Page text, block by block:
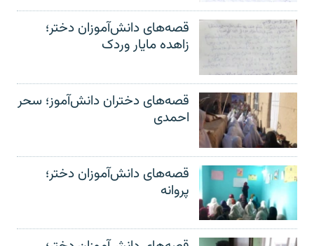
قصه‌های دانش‌آموزان دختر؛
زاهده مایار وردک
قصه‌های دختران دانش‌آموز؛ سحر
احمدی
قصه‌های دانش‌آموزان دختر؛
پروانه